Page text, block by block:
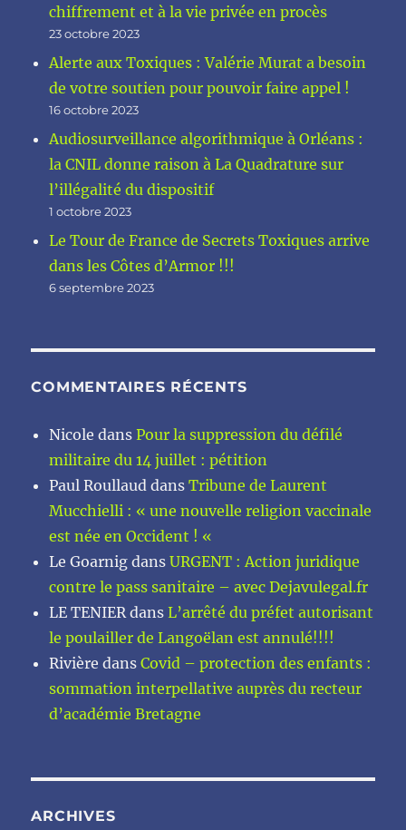
chiffrement et à la vie privée en procès
23 octobre 2023
Alerte aux Toxiques : Valérie Murat a besoin
de votre soutien pour pouvoir faire appel !
16 octobre 2023
Audiosurveillance algorithmique à Orléans :
la CNIL donne raison à La Quadrature sur
l’illégalité du dispositif
1 octobre 2023
Le Tour de France de Secrets Toxiques arrive
dans les Côtes d’Armor !!!
6 septembre 2023
COMMENTAIRES RÉCENTS
Nicole dansPour la suppression du défilé
militaire du 14 juillet : pétition
Paul Roullaud dansTribune de Laurent
Mucchielli : « une nouvelle religion vaccinale
est née en Occident ! «
Le Goarnig dansURGENT : Action juridique
contre le pass sanitaire – avec Dejavulegal.fr
LE TENIER dansL’arrêté du préfet autorisant
le poulailler de Langoëlan est annulé!!!!
Rivière dansCovid – protection des enfants :
sommation interpellative auprès du recteur
d’académie Bretagne
ARCHIVES